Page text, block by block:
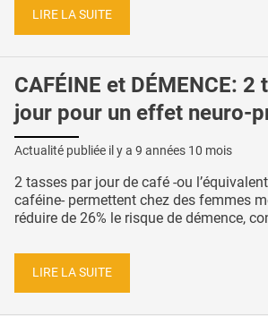
LIRE LA SUITE
CAFÉINE et DÉMENCE: 2
jour pour un effet neuro-
Actualité publiée il y a 9 années 10 mois
2 tasses par jour de café -ou
caféine- permettent chez des femmes
réduire de 26% le risque de démence,
LIRE LA SUITE